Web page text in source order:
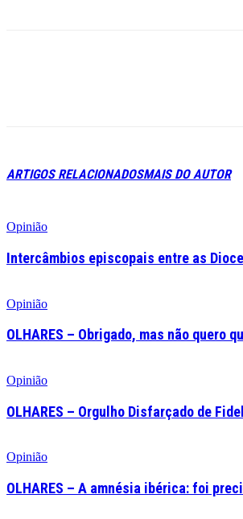
ARTIGOS RELACIONADOSMAIS DO AUTOR
Opinião
Intercâmbios episcopais entre as
Opinião
OLHARES – Obrigado, mas não quero
Opinião
OLHARES – Orgulho Disfarçado de
Opinião
OLHARES – A amnésia ibérica: foi